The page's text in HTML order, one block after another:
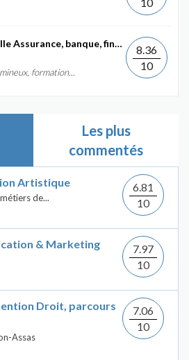
Licence Professionnelle Assurance, banque, finance :...
formation...
8.36
10
Les plus
commentés
Artistique
de...
6.81
10
& Marketing
7.97
10
Droit, parcours
Assas
7.06
10